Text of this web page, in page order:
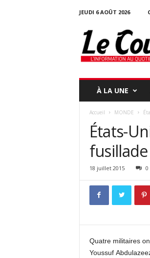
JEUDI 6 AOÛT 2026
o
u
À LA UNE
Accueil MONDE
États-
18 juillet 2015 0
Quatre militaires
Youssuf